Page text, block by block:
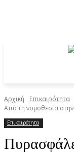
Αρχική Επικαιρότητα
Από τη νομοθεσία
Επικαιρότητα